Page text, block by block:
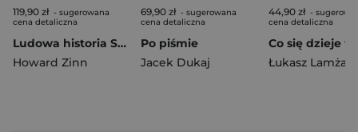
119,90 zł - sugerowana
cena detaliczna
Ludowa historia Stanów Zjednoczonych. Od roku 1492 do dziś wyd. 2
Howard Zinn
69,90 zł - sugerowana
cena detaliczna
Po piśmie
Jacek Dukaj
44,90 zł -
cena detaliczna
Łukasz Lamża